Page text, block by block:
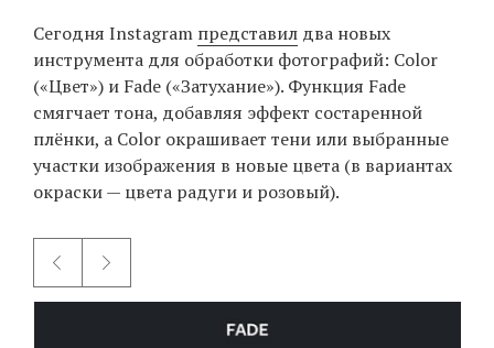
EN
UA
Сегодня Instagram представил два новых
инструмента для обработки фотографий: Color
(«Цвет») и Fade («Затухание»). Функция Fade
смягчает тона, добавляя эффект состаренной
плёнки, а Color окрашивает тени или выбранные
участки изображения в новые цвета (в вариантах
окраски — цвета радуги и розовый).